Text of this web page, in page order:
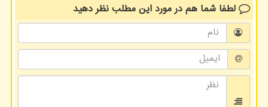
لطفا شما همدر مورد این مطلبنظر دهید